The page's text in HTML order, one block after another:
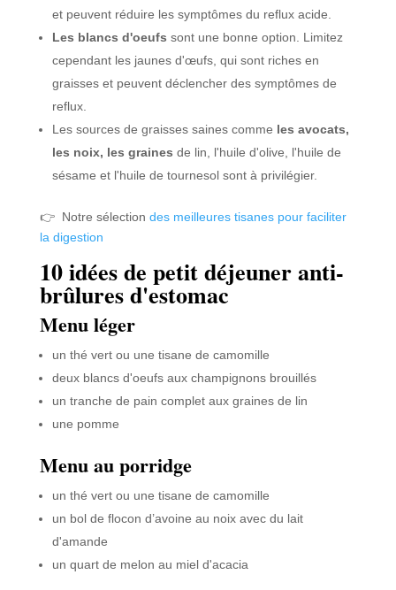
et peuvent réduire les symptômes du reflux acide.
Les blancs d'oeufs sont une bonne option. Limitez
cependant les jaunes d'œufs, qui sont riches en
graisses et peuvent déclencher des symptômes de
reflux.
Les sources de graisses saines comme les avocats,
les noix, les graines de lin, l'huile d'olive, l'huile de
sésame et l'huile de tournesol sont à privilégier.
👉 Notre sélection des meilleures tisanes pour faciliter
la digestion
10 idées de petit déjeuner anti-
brûlures d'estomac
Menu léger
un thé vert ou une tisane de camomille
deux blancs d'oeufs aux champignons brouillés
un tranche de pain complet aux graines de lin
une pomme
Menu au porridge
un thé vert ou une tisane de camomille
un bol de flocon d’avoine au noix avec du lait
d'amande
un quart de melon au miel d'acacia